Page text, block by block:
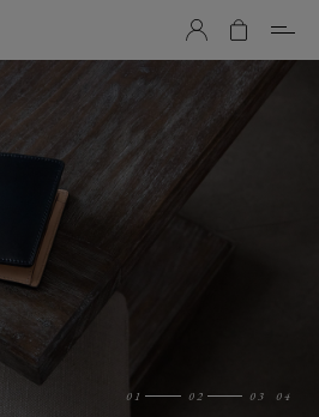
Mens Leather Store（メンズレザーストア）